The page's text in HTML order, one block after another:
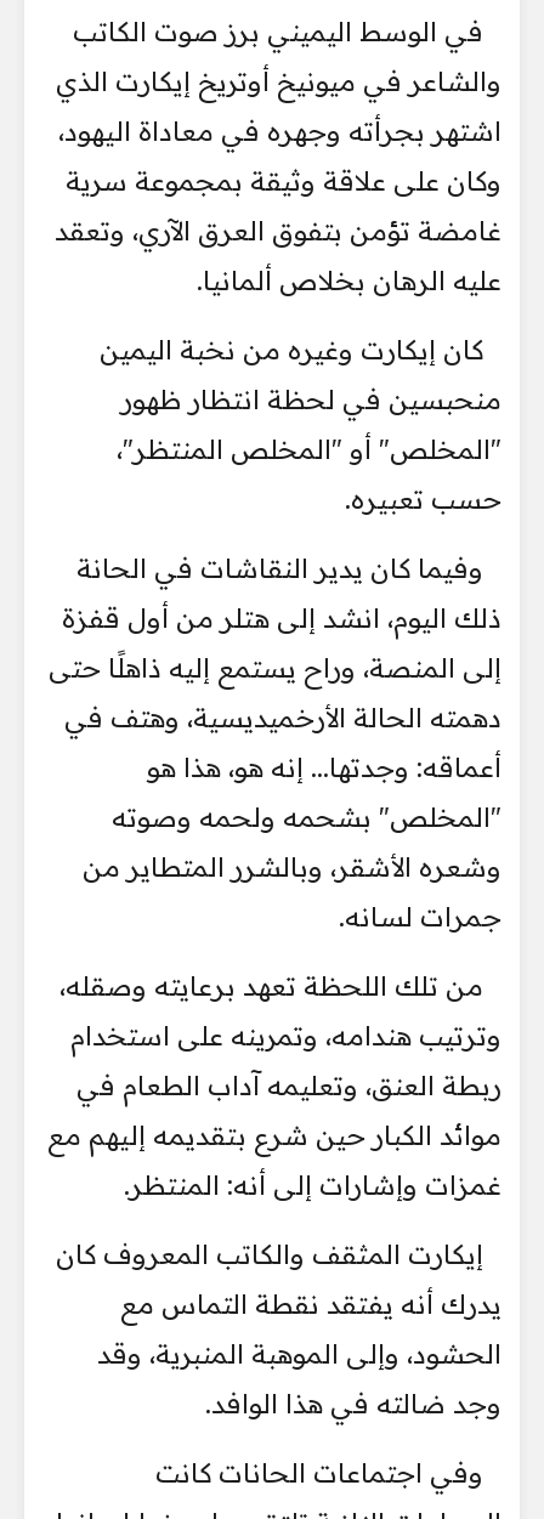
في الوسط اليميني برز صوت الكاتب
والشاعر في ميونيخ أوتريخ إيكارت الذي
اشتهر بجرأته وجهره في معاداة اليهود،
وكان على علاقة وثيقة بمجموعة سرية
غامضة تؤمن بتفوق العرق الآري، وتعقد
عليه الرهان بخلاص ألمانيا.
كان إيكارت وغيره من نخبة اليمين
منحبسين في لحظة انتظار ظهور
"المخلص" أو "المخلص المنتظر"،
حسب تعبيره.
وفيما كان يدير النقاشات في الحانة
ذلك اليوم، انشد إلى هتلر من أول قفزة
إلى المنصة، وراح يستمع إليه ذاهلًا حتى
دهمته الحالة الأرخميديسية، وهتف في
أعماقه: وجدتها... إنه هو، هذا هو
"المخلص" بشحمه ولحمه وصوته
وشعره الأشقر، وبالشرر المتطاير من
جمرات لسانه.
من تلك اللحظة تعهد برعايته وصقله،
وترتيب هندامه، وتمرينه على استخدام
ربطة العنق، وتعليمه آداب الطعام في
موائد الكبار حين شرع بتقديمه إليهم مع
غمزات وإشارات إلى أنه: المنتظر.
إيكارت المثقف والكاتب المعروف كان
يدرك أنه يفتقد نقطة التماس مع
الحشود، وإلى الموهبة المنبرية، وقد
وجد ضالته في هذا الوافد.
وفي اجتماعات الحانات كانت